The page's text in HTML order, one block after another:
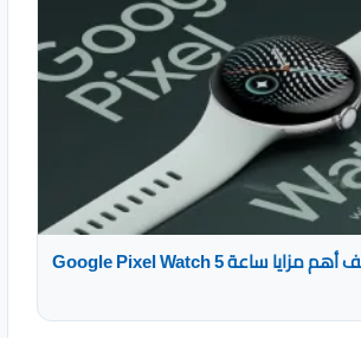
تسريب جديد يكشف أهم مزايا ساعة Google Pixel Watch 5